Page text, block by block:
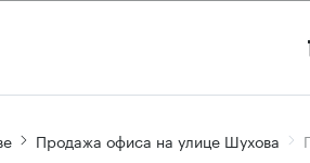
Продажа офиса на улице Шухова